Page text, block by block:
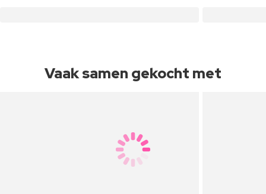
Vaak samen gekocht met